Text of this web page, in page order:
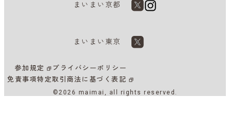
まいまい京都
まいまい東京
参加規定
プライバシーポリシー
免責事項特定取引商法に基づく表記
©2026 maimai, all rights reserved.